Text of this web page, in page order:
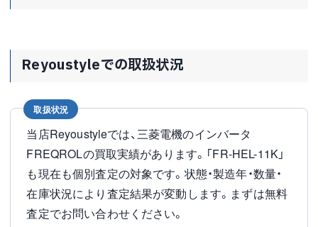
Reyoustyleでの取扱状況
取扱状況
当店Reyoustyleでは、三菱電機のインバータ
FREQROLの買取実績があります。「FR-HEL-11K」
も現在も個別査定の対象です。状態・製造年・数量・
在庫状況により査定結果が変動します。まずは無料
査定でお問い合わせください。